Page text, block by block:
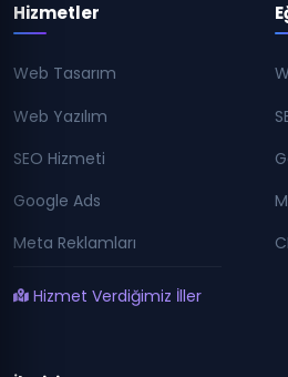
Hizmetler
Web Tasarım
Web Yazılım
SEO Hizmeti
Google Ads
Meta Reklamları
Hizmet Verdiğimiz İller